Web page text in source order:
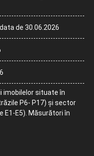
de 30.06.2026
imobilelor situate în
P6- P17) și sector
E1-E5). Măsurători în